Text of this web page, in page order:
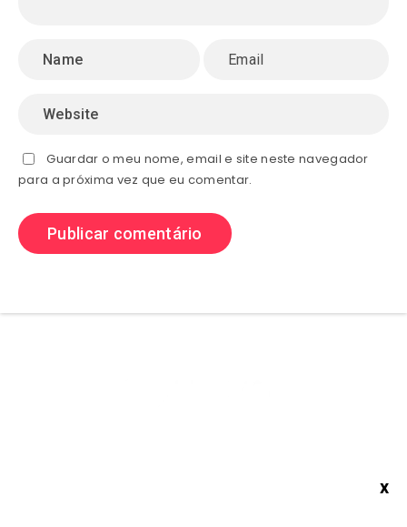
Guardar o meu nome, email e site neste navegador
para a próxima vez que eu comentar.
encontra Muitos conteúdos sobre Tutorias, Dicas é Aplicativos, e
x
x